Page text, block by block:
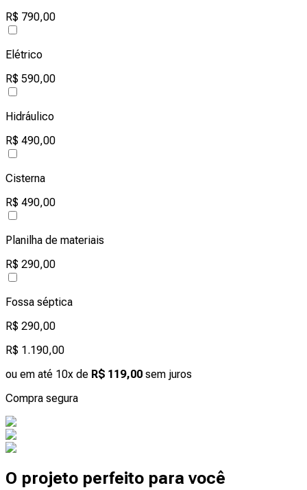
R$ 790,00
Elétrico
R$ 590,00
Hidráulico
R$ 490,00
Cisterna
R$ 490,00
Planilha de materiais
R$ 290,00
Fossa séptica
R$ 290,00
R$ 1.190,00
ou em até 10x de R$ 119,00 sem juros
Compra segura
O projeto perfeito para você